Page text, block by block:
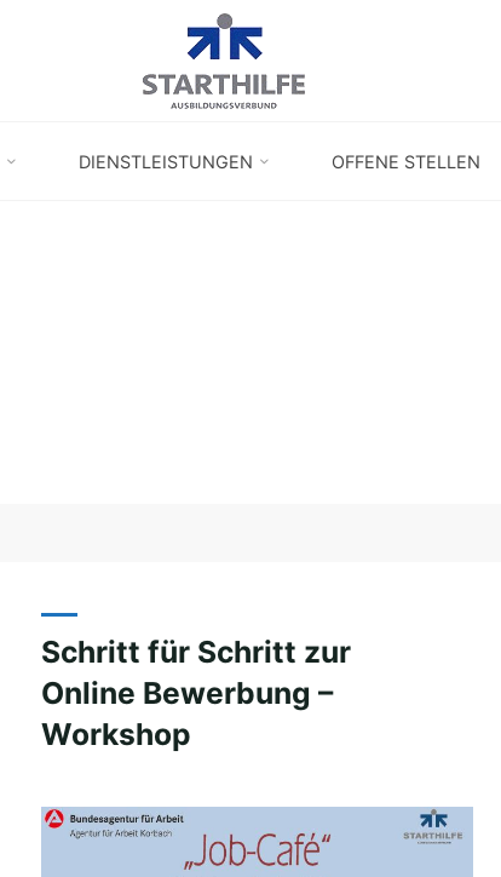
DIENSTLEISTUNGEN OFFENE STELLEN
Schritt für Schritt zur
Online Bewerbung –
Workshop